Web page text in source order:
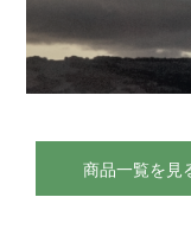
商品一覧を見